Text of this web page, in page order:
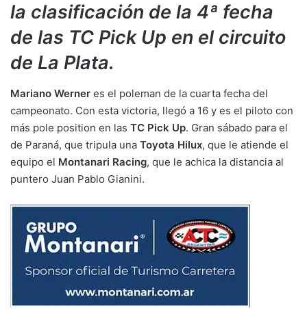
la clasificación de la 4ª fecha
de las TC Pick Up en el circuito
de La Plata.
Mariano Werner es el poleman de la cuarta fecha del
campeonato. Con esta victoria, llegó a 16 y es el piloto con
más pole position en las TC Pick Up. Gran sábado para el
de Paraná, que tripula una Toyota Hilux, que le atiende el
equipo el Montanari Racing, que le achica la distancia al
puntero Juan Pablo Gianini.